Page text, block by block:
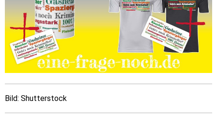
Bild: Shutterstock